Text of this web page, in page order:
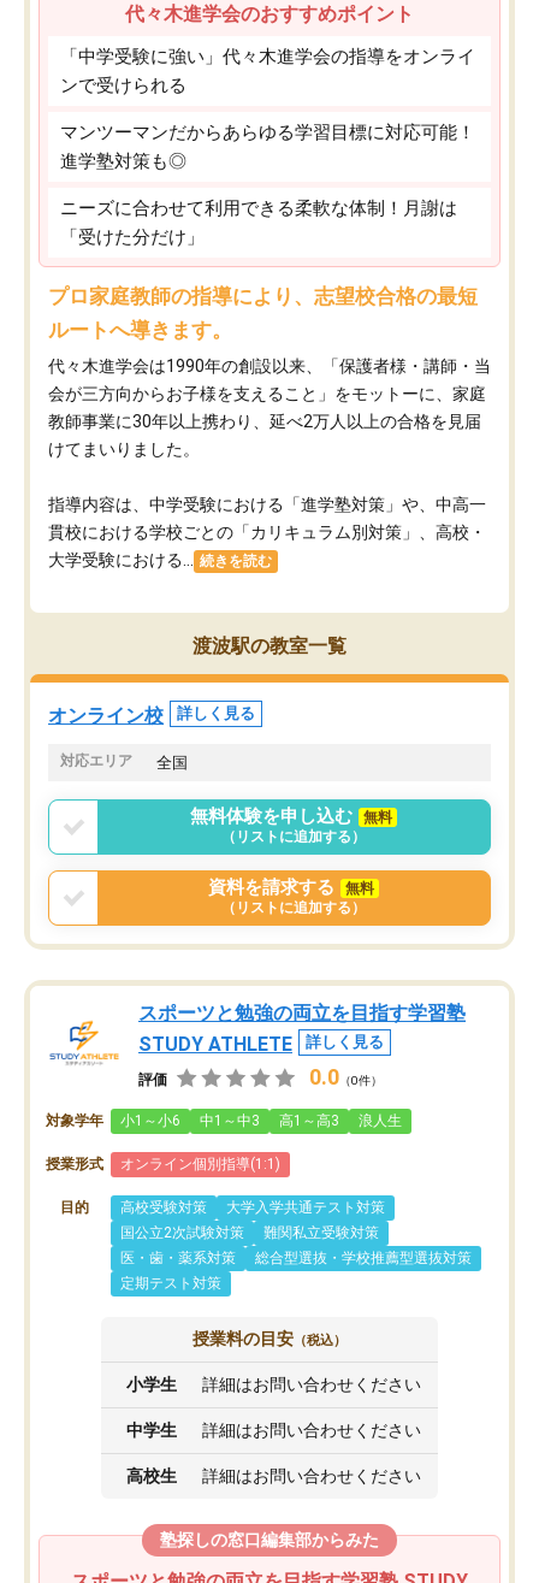
代々木進学会のおすすめポイント
「中学受験に強い」代々木進学会の指導をオンライ
ンで受けられる
マンツーマンだからあらゆる学習目標に対応可能！
進学塾対策も◎
ニーズに合わせて利用できる柔軟な体制！月謝は
「受けた分だけ」
プロ家庭教師の指導により、志望校合格の最短
ルートへ導きます。
代々木進学会は1990年の創設以来、「保護者様・講師・当
会が三方向からお子様を支えること」をモットーに、家庭
教師事業に30年以上携わり、延べ2万人以上の合格を見届
けてまいりました。
指導内容は、中学受験における「進学塾対策」や、中高一
貫校における学校ごとの「カリキュラム別対策」、高校・
大学受験における...
続きを読む
渡波駅の教室一覧
オンライン校 詳しく見る
対応エリア 全国
無料体験を申し込む
無料
（リストに追加する）
資料を請求する
無料
（リストに追加する）
スポーツと勉強の両立を目指す学習塾
STUDY ATHLETE
詳しく見る
評価 0.0 （0件）
対象学年 小1～小6 中1～中3 高1～高3 浪人生
授業形式 オンライン個別指導(1:1)
目的 高校受験対策
大学入学共通テスト対策
国公立2次試験対策
難関私立受験対策
医・歯・薬系対策
総合型選抜・学校推薦型選抜対策
定期テスト対策
授業料の目安 （税込）
小学生 詳細はお問い合わせください
中学生 詳細はお問い合わせください
高校生 詳細はお問い合わせください
塾探しの窓口編集部からみた